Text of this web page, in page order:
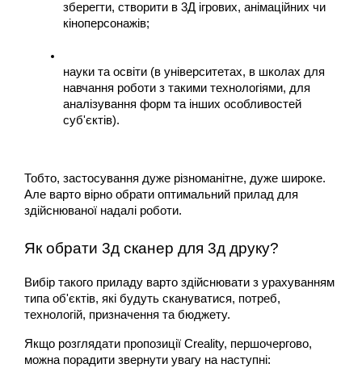
зберегти, створити в 3Д ігрових, анімаційних чи
кіноперсонажів;
науки та освіти (в університетах, в школах для
навчання роботи з такими технологіями, для
аналізування форм та інших особливостей
суб'єктів).
Тобто, застосування дуже різноманітне, дуже широке.
Але варто вірно обрати оптимальний прилад для
здійснюваної надалі роботи.
Як обрати 3д сканер для 3д друку?
Вибір такого приладу варто здійснювати з урахуванням
типа об'єктів, які будуть скануватися, потреб,
технологій, призначення та бюджету.
Якщо розглядати пропозиції Creality, першочергово,
можна порадити звернути увагу на наступні: